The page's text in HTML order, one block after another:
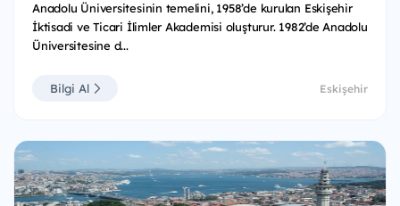
Anadolu Üniversitesinin temelini, 1958’de kurulan Eskişehir
İktisadi ve Ticari İlimler Akademisi oluşturur. 1982’de Anadolu
Üniversitesine d...
Bilgi Al Eskişehir